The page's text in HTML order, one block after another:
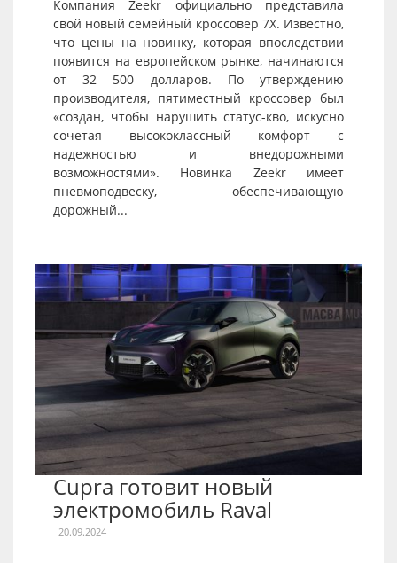
Компания Zeekr официально представила
свой новый семейный кроссовер 7X. Известно,
что цены на новинку, которая впоследствии
появится на европейском рынке, начинаются
от 32 500 долларов. По утверждению
производителя, пятиместный кроссовер был
«создан, чтобы нарушить статус-кво, искусно
сочетая высококлассный комфорт с
надежностью и внедорожными
возможностями». Новинка Zeekr имеет
пневмоподвеску, обеспечивающую
дорожный...
Cupra готовит новый
электромобиль Raval
20.09.2024